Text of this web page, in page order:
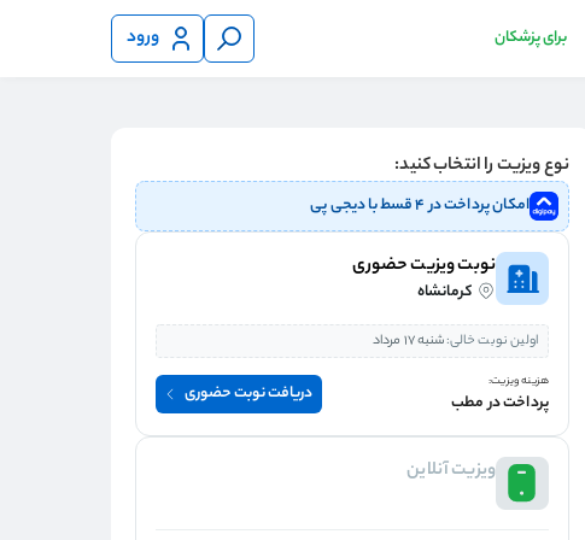
ورود برای پزشکان
نوع ویزیت را انتخاب کنید:
امکان پرداخت در ۴ قسط با دیجی پی
نوبت ویزیت حضوری
کرمانشاه
اولین نوبت خالی:شنبه 17 مرداد
هزینه ویزیت:
پرداخت در مطب دریافت نوبت حضوری
ویزیت آنلاین